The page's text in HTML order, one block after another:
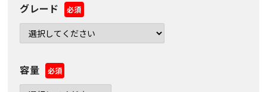
グレード 必須
容量 必須